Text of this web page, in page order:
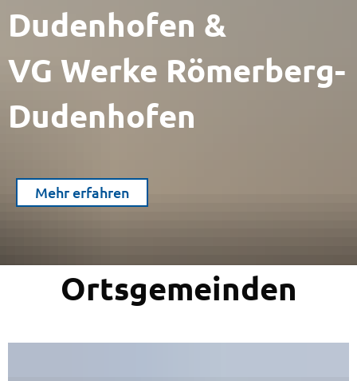
Dudenhofen &
VG Werke Römerberg-
Dudenhofen
Mehr erfahren
Ortsgemeinden